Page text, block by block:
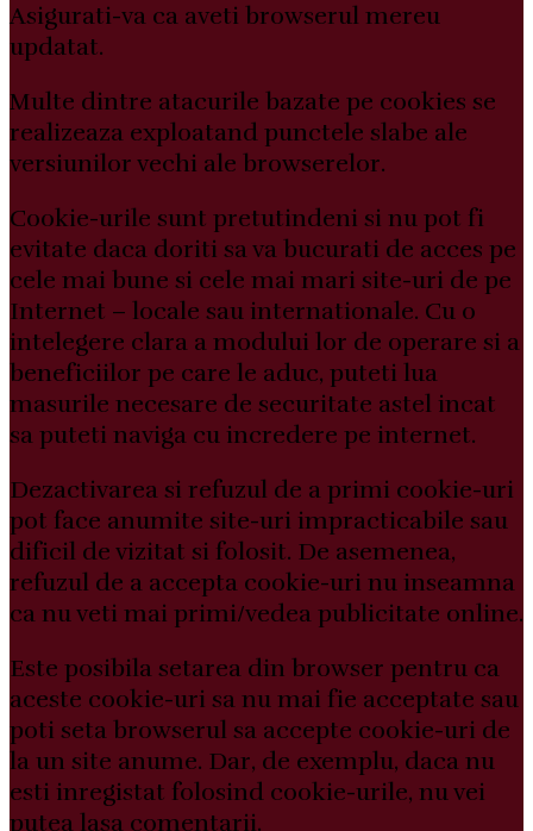
Asigurati-va ca aveti browserul mereu
updatat.
Multe dintre atacurile bazate pe cookies se
realizeaza exploatand punctele slabe ale
versiunilor vechi ale browserelor.
Cookie-urile sunt pretutindeni si nu pot fi
evitate daca doriti sa va bucurati de acces pe
cele mai bune si cele mai mari site-uri de pe
Internet – locale sau internationale. Cu o
intelegere clara a modului lor de operare si a
beneficiilor pe care le aduc, puteti lua
masurile necesare de securitate astel incat
sa puteti naviga cu incredere pe internet.
Dezactivarea si refuzul de a primi cookie-uri
pot face anumite site-uri impracticabile sau
dificil de vizitat si folosit. De asemenea,
refuzul de a accepta cookie-uri nu inseamna
ca nu veti mai primi/vedea publicitate online.
Este posibila setarea din browser pentru ca
aceste cookie-uri sa nu mai fie acceptate sau
poti seta browserul sa accepte cookie-uri de
la un site anume. Dar, de exemplu, daca nu
esti inregistat folosind cookie-urile, nu vei
putea lasa comentarii.